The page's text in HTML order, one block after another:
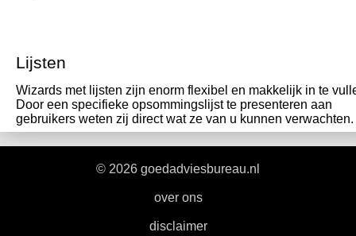
Lijsten
Wizards met lijsten zijn enorm flexibel en makkelijk in te
Door een specifieke opsommingslijst te presenteren aan
gebruikers weten zij direct wat ze van u kunnen verwachten.
© 2026 goedadviesbureau.nl
over ons
disclaimer